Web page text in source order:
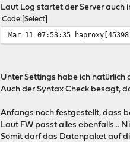
Laut Log startet der Server auch
Code Select
Mar 11 07:53:35
Unter Settings habe ich natürlich
Auch der Syntax Check besagt,
Anfangs noch festgestellt, dass
Laut FW passt alles ebenfalls...
Somit darf das Datenpaket auf